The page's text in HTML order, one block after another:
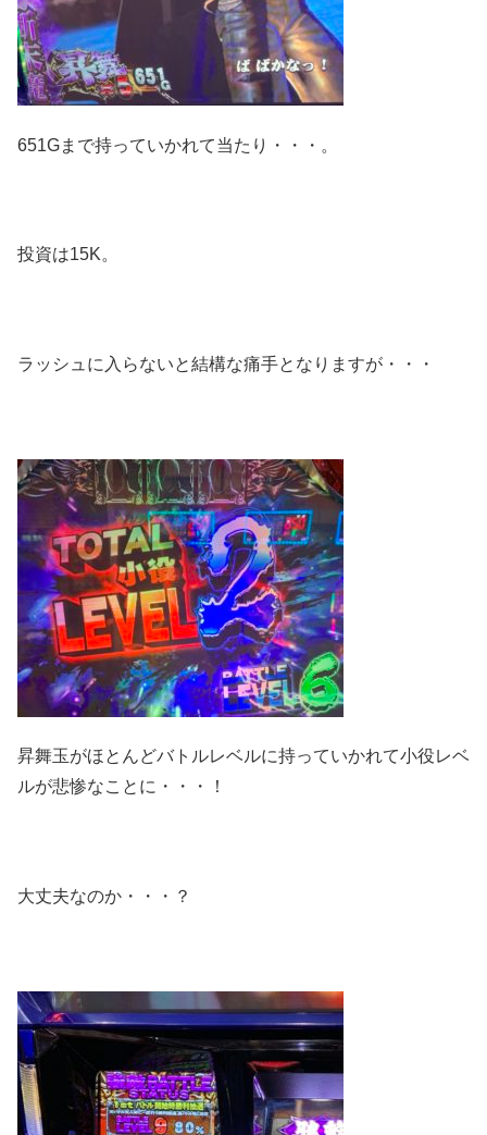
651Gまで持っていかれて当たり・・・。
投資は15K。
ラッシュに入らないと結構な痛手となりますが・・・
昇舞玉がほとんどバトルレベルに持っていかれて小役レベ
ルが悲惨なことに・・・！
大丈夫なのか・・・？